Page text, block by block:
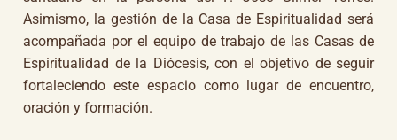
Asimismo, la gestión de la Casa de Espiritualidad será
acompañada por el equipo de trabajo de las Casas de
Espiritualidad de la Diócesis, con el objetivo de seguir
fortaleciendo este espacio como lugar de encuentro,
oración y formación.